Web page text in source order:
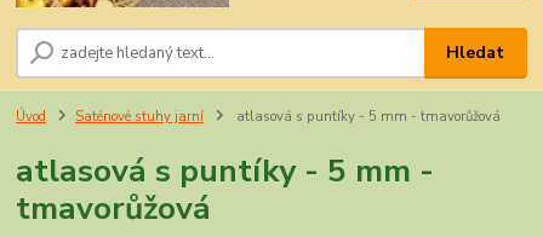
Hledat
Úvod Saténové stuhy jarní atlasová s puntíky - 5 mm - tmavorůžová
atlasová s puntíky - 5 mm -
tmavorůžová